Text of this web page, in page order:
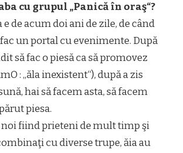
cu grupul „Panică în oraş“?
e de acum doi ani de zile, de când
un portal cu evenimente. După
să fac o piesă ca să promovez
: „ăla inexistent“), după a zis
hai să facem asta, să facem
piesa.
noi fiind prieteni de mult timp şi
cu diverse trupe, ăia au